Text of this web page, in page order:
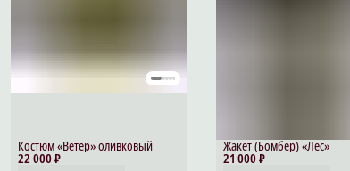
22 000 ₽
Костюм «Ветер» оливковый
21 000 ₽
Жакет (Бомбер) «Лес»